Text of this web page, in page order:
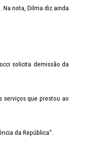
nota, Dilma diz ainda
solicita demissão da
serviços que prestou ao
da República".